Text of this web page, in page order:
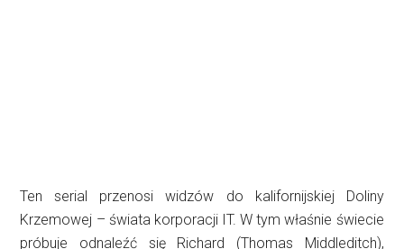
Ten serial przenosi widzów do kalifornijskiej Doliny
Krzemowej – świata korporacji IT. W tym właśnie świecie
próbuje odnaleźć się Richard (Thomas Middleditch),